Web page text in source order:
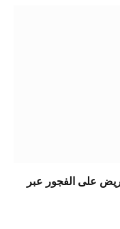
على الفجور عبر